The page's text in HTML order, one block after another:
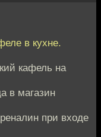
в кухне.
кафель на
в магазин
при входе